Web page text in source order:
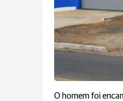
O homem foi